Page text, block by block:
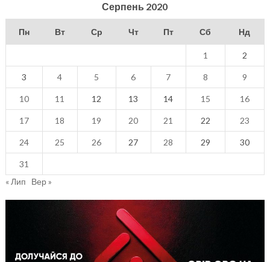
Серпень 2020
Пн Вт Ср Чт Пт Сб Нд
1 2
3 4 5 6 7 8 9
10 11 12 13 14 15 16
17 18 19 20 21 22 23
24 25 26 27 28 29 30
31
« Лип
Вер »